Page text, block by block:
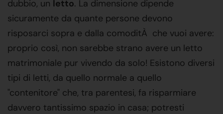
dubbio, un letto. La dimensione dipende
sicuramente da quante persone devono
risposarci sopra e dalla comoditÀ che vuoi avere:
proprio così, non sarebbe strano avere un letto
matrimoniale pur vivendo da solo! Esistono diversi
tipi di letti, da quello normale a quello
"contenitore" che, tra parentesi, fa risparmiare
davvero tantissimo spazio in casa; potresti